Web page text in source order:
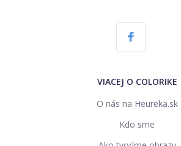
VIACEJ O COLORIKE
O nás na Heureka.sk
Kdo sme